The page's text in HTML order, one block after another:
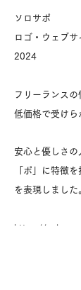
ソロサポ
ロゴ・ウェブサ
2024
フリーランス
低価格で受けら
安心と優しさの
「ポ」に特徴
を表現しました
https://